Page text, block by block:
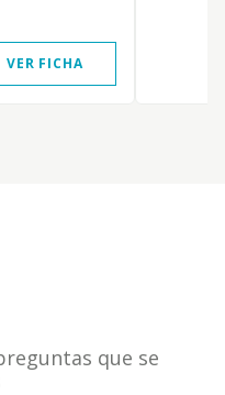
VER FICHA
que se